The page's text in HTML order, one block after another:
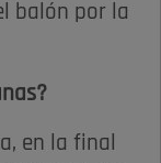
balón por la
en la final